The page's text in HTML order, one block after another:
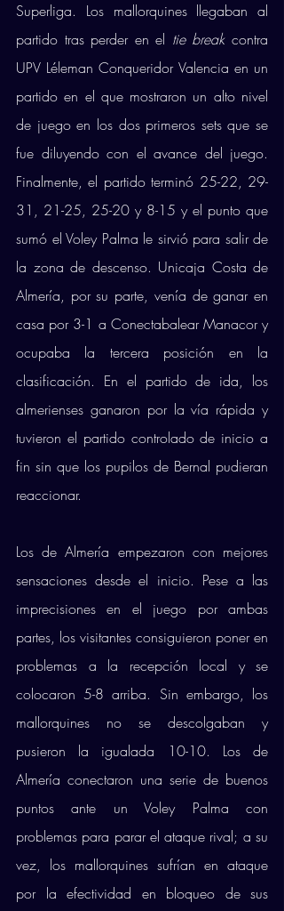
Superliga. Los mallorquines llegaban al
partido tras perder en el tie break contra
UPV Léleman Conqueridor Valencia en un
partido en el que mostraron un alto nivel
de juego en los dos primeros sets que se
fue diluyendo con el avance del juego.
Finalmente, el partido terminó 25-22, 29-
31, 21-25, 25-20 y 8-15 y el punto que
sumó el Voley Palma le sirvió para salir de
la zona de descenso. Unicaja Costa de
Almería, por su parte, venía de ganar en
casa por 3-1 a Conectabalear Manacor y
ocupaba la tercera posición en la
clasificación. En el partido de ida, los
almerienses ganaron por la vía rápida y
tuvieron el partido controlado de inicio a
fin sin que los pupilos de Bernal pudieran
reaccionar.
Los de Almería empezaron con mejores
sensaciones desde el inicio. Pese a las
imprecisiones en el juego por ambas
partes, los visitantes consiguieron poner en
problemas a la recepción local y se
colocaron 5-8 arriba. Sin embargo, los
mallorquines no se descolgaban y
pusieron la igualada 10-10. Los de
Almería conectaron una serie de buenos
puntos ante un Voley Palma con
problemas para parar el ataque rival; a su
vez, los mallorquines sufrían en ataque
por la efectividad en bloqueo de sus